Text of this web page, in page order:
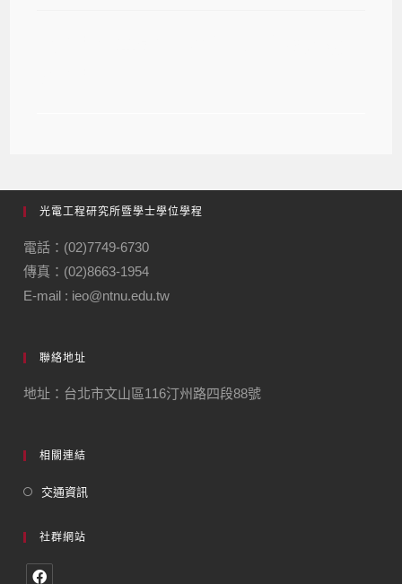
光電工程研究所暨學士學位學程
電話：(02)7749-6730
傳真：(02)8663-1954
E-mail : ieo@ntnu.edu.tw
聯絡地址
地址：台北市文山區116汀州路四段88號
相關連結
交通資訊
社群網站